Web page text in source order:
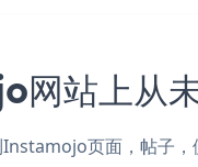
站上从
页面，帖子，